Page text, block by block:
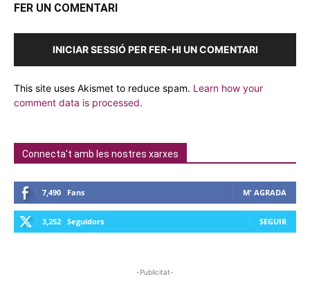
FER UN COMENTARI
INICIAR SESSIÓ PER FER-HI UN COMENTARI
This site uses Akismet to reduce spam. Learn how your
comment data is processed.
Connecta't amb les nostres xarxes
7,490 Fans M' AGRADA
3,252 Seguidors SEGUIR
-Publicitat-